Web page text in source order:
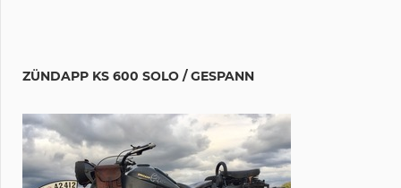
ZÜNDAPP KS 600 SOLO / GESPANN